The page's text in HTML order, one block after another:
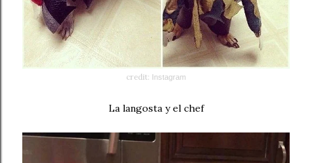
credit: Instagram
La langosta y el chef